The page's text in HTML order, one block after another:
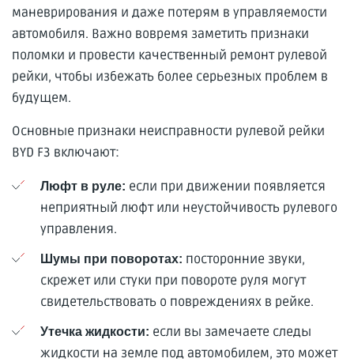
маневрирования и даже потерям в управляемости
автомобиля. Важно вовремя заметить признаки
поломки и провести качественный ремонт рулевой
рейки, чтобы избежать более серьезных проблем в
будущем.
Основные признаки неисправности рулевой рейки
BYD F3 включают:
Люфт в руле: если при движении появляется
неприятный люфт или неустойчивость рулевого
управления.
Шумы при поворотах: посторонние звуки,
скрежет или стуки при повороте руля могут
свидетельствовать о повреждениях в рейке.
Утечка жидкости: если вы замечаете следы
жидкости на земле под автомобилем, это может